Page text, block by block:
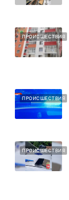
ПРОИСШЕСТВИЯ
ПРОИСШЕСТВИЯ
ПРОИСШЕСТВИЯ